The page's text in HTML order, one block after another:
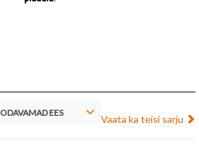
Vaata ka teisi sarju
ODAVAMAD EES